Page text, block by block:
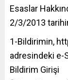
Esaslar
2/3/2013
1-Bildirimin,
adresindeki e-
Bildirim Girişi